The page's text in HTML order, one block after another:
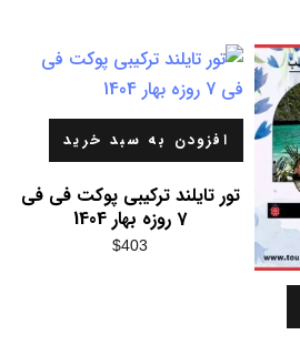
افزودن به سبد خرید
تور تایلند ترکیبی پوکت فی فی
7 روزه بهار 1404
$403